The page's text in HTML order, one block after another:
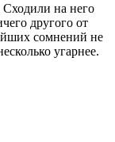
на него
другого от
сомнений не
угарнее.